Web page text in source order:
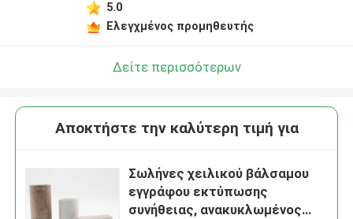
5.0
Ελεγχμένος προμηθευτής
Δείτε περισσότερων
Αποκτήστε την καλύτερη τιμή για
Σωλήνες χειλικού βάλσαμου
εγγράφου εκτύπωσης
συνήθειας, ανακυκλωμένος